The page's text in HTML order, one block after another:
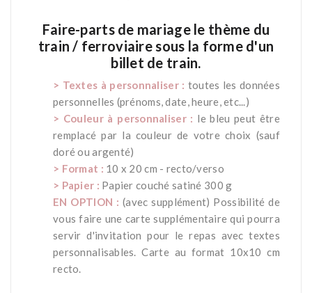
Faire-parts de mariage le thème du
train / ferroviaire sous la forme d'un
billet de train.
> Textes à personnaliser : toutes les données
personnelles (prénoms, date, heure, etc...)
> Couleur à personnaliser : le bleu peut être
remplacé par la couleur de votre choix (sauf
doré ou argenté)
> Format : 10 x 20 cm - recto/verso
> Papier : Papier couché satiné 300 g
EN OPTION : (avec supplément) Possibilité de
vous faire une carte supplémentaire qui pourra
servir d'invitation pour le repas avec textes
personnalisables. Carte au format 10x10 cm
recto.